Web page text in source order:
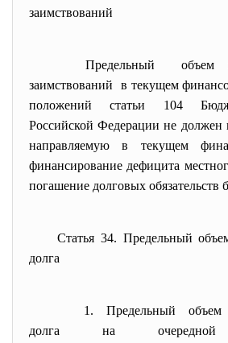
заимствований
Предельный объем
заимствований в текущем
положений статьи 104
Российской Федерации не
направляемую в текущем
финансирование дефицита
погашение долговых обязательств
Статья 34. Предельный
долга
1. Предельный объем
долга на очередной